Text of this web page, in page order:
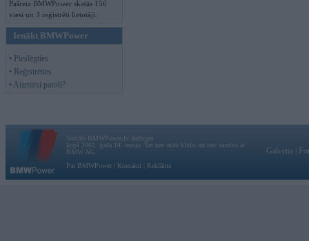
Pašreiz BMWPower skatās 156
viesi un 3 reģistrēti lietotāji.
Ienākt BMWPower
• Pieslēgties
• Reģistrēties
• Aizmirsi paroli?
Vortāls BMWPower.lv darbojas
kopš 2002. gada 14. maija. Tas nav auto klubs un nav saistīts ar
BMW AG.
Par BMWPower
Kontakti Reklāma
Galvena